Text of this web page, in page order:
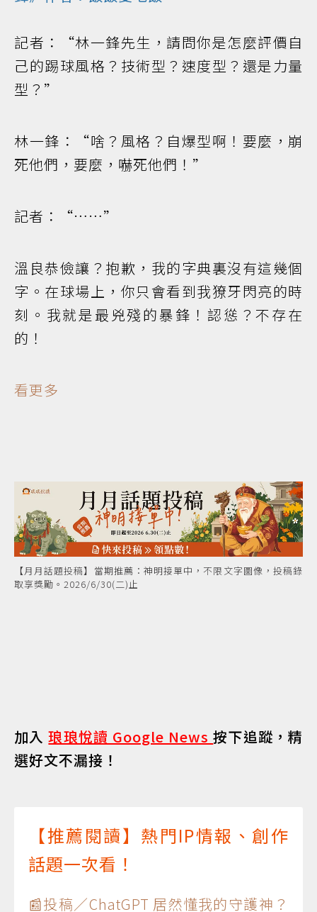
記者：“林一鋒先生，請問你是怎麼評價自
己的踢球風格？技術型？速度型？還是力量
型？”
林一鋒：“啥？風格？自爆型啊！要麼，崩
死他們，要麼，嚇死他們！”
記者：“……”
溫良恭儉讓？抱歉，我的字典裏沒有這幾個
字。在球場上，你只會看到我獠牙閃亮的時
刻。我就是最兇殘的暴鋒！認慫？不存在
的！
看更多
【月月話題投稿】當期推薦：神明接單中，不限文字圖像，投稿錄
取享獎勵。2026/6/30(二)止
加入琅琅悅讀 Google News按下追蹤，精
選好文不漏接！
【推薦閱讀】熱門IP情報、創作
話題一次看！
📰投稿／ChatGPT 居然懂我的守護神？